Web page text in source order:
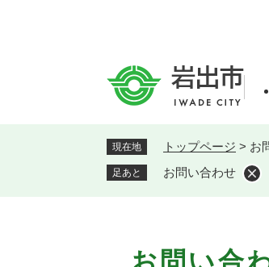
現在地 トップページ > お
足あと お問い合わせ